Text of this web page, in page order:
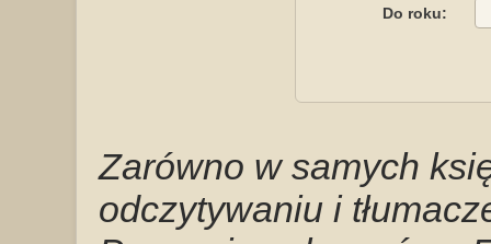
Do roku:
Zarówno w samych
odczytywaniu i